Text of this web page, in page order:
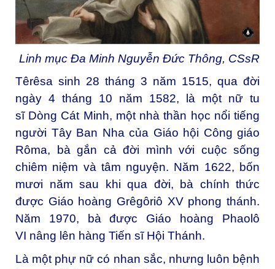
Linh mục Đa Minh Nguyễn Đức Thông, CSsR
Têrêsa sinh 28 tháng 3 năm 1515, qua đời
ngày 4 tháng 10 năm 1582, là một nữ tu
sĩ Dòng Cát Minh, một nhà thần học nổi tiếng
người Tây Ban Nha của Giáo hội Công giáo
Rôma, bà gắn cả đời mình với cuộc sống
chiêm niệm và tâm nguyện. Năm 1622, bốn
mươi năm sau khi qua đời, bà chính thức
được Giáo hoàng Grêgôriô XV phong thánh.
Năm 1970, bà được Giáo hoàng Phaolô
VI nâng lên hàng Tiến sĩ Hội Thánh.
Là một phự nữ có nhan sắc, nhưng luôn bệnh